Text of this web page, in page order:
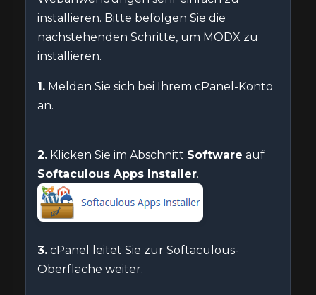
installieren. Bitte befolgen Sie die
nachstehenden Schritte, um MODX zu
installieren.
1. Melden Sie sich bei Ihrem cPanel-Konto
an.
2. Klicken Sie im Abschnitt Software auf
Softaculous Apps Installer.
3. cPanel leitet Sie zur Softaculous-
Oberfläche weiter.